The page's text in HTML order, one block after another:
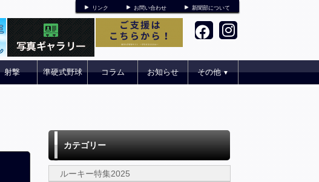
リンク お問い合わせ 新聞部について
射撃 準硬式野球 コラム お知らせ その他▼
カテゴリー
ルーキー特集2025